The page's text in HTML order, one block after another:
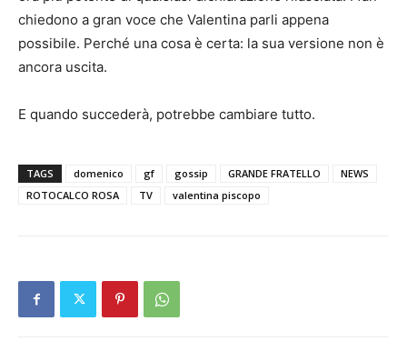
chiedono a gran voce che Valentina parli appena
possibile. Perché una cosa è certa: la sua versione non è
ancora uscita.
E quando succederà, potrebbe cambiare tutto.
TAGS domenico gf gossip GRANDE FRATELLO
NEWS
ROTOCALCO ROSA
TV valentina piscopo